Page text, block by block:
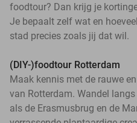
foodtour? Dan krijg je
Je bepaalt zelf wat en
stad precies zoals jij dat wil.
(DIY-)foodtour Rotterdam
Maak kennis met de rauwe
van Rotterdam. Wandel
als de Erasmusbrug en de